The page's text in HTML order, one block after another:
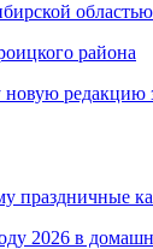
района
редакцию
праздничные
2026 в